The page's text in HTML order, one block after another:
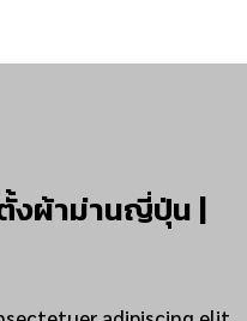
งผ้าม่านญี่ปุ่น |